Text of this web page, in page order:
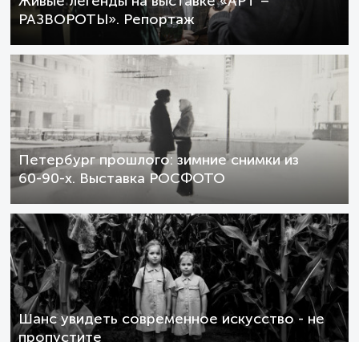
РАЗВОРОТЫ». Репортаж
Петербург прошлого: зимние снимки из
60-90-х. Выставка РОСФОТО
Шанс увидеть современное искусство - не
пропустите